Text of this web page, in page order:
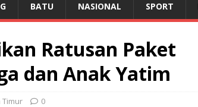
BATU NASIONAL SPORT
Ratusan Paket
dan Anak Yatim
Timur 0